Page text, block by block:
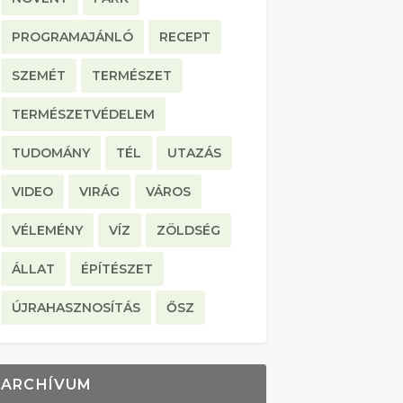
PROGRAMAJÁNLÓ RECEPT
SZEMÉT TERMÉSZET
TERMÉSZETVÉDELEM
TUDOMÁNY TÉL UTAZÁS
VIDEO VIRÁG VÁROS
VÉLEMÉNY VÍZ ZÖLDSÉG
ÁLLAT ÉPÍTÉSZET
ÚJRAHASZNOSÍTÁS ŐSZ
ARCHÍVUM